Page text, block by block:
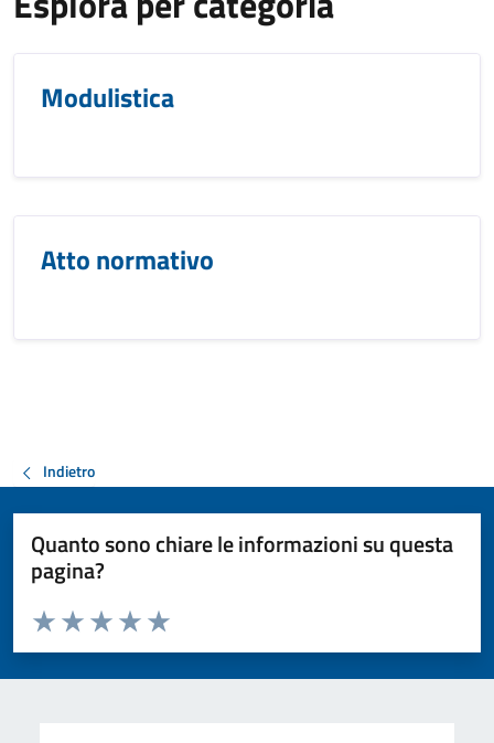
Modulistica
Atto normativo
Indietro
Quanto sono chiare le informazioni su questa
pagina?
Valuta da 1 a 5 stelle la pagina
Valuta 5 stelle su 5
Valuta 4 stelle su 5
Valuta 3 stelle su 5
Valuta 2 stelle su 5
Valuta 1 stelle su 5